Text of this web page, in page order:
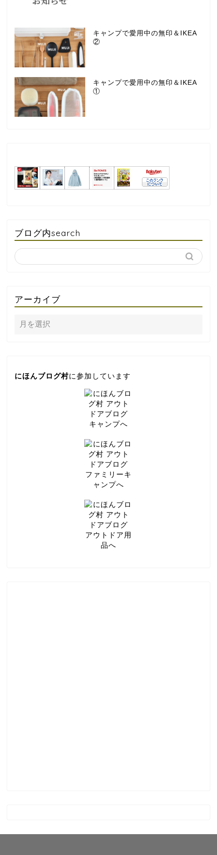
キャンプで愛用中の無印＆IKEA
②
キャンプで愛用中の無印＆IKEA
①
ブログ内search
アーカイブ
にほんブログ村に参加しています